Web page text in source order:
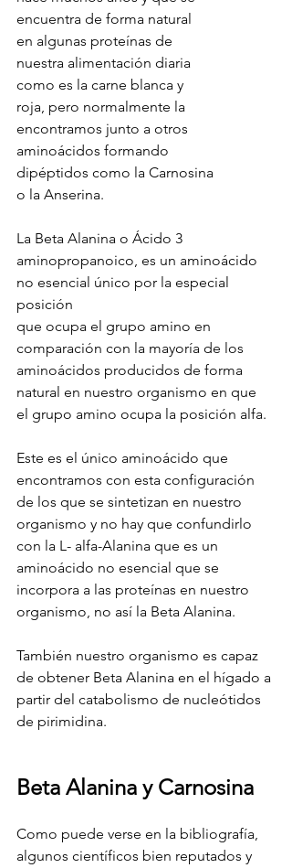
encuentra de forma natural
en algunas proteínas de
nuestra alimentación diaria
como es la carne blanca y
roja, pero normalmente la
encontramos junto a otros
aminoácidos formando
dipéptidos como la Carnosina
o la Anserina.
La Beta Alanina o Ácido 3
aminopropanoico, es un aminoácido
no esencial único por la especial
posición
que ocupa el grupo amino en
comparación con la mayoría de los
aminoácidos producidos de forma
natural en nuestro organismo en que
el grupo amino ocupa la posición alfa.
Este es el único aminoácido que
encontramos con esta configuración
de los que se sintetizan en nuestro
organismo y no hay que confundirlo
con la L- alfa-Alanina que es un
aminoácido no esencial que se
incorpora a las proteínas en nuestro
organismo, no así la Beta Alanina.
También nuestro organismo es capaz
de obtener Beta Alanina en el hígado a
partir del catabolismo de nucleótidos
de pirimidina.
Beta Alanina y Carnosina
Como puede verse en la bibliografía,
algunos científicos bien reputados y